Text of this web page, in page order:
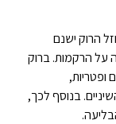
הרוק ישנם
על הרקמות. ברוק
ופטריות,
בנוסף לכך,